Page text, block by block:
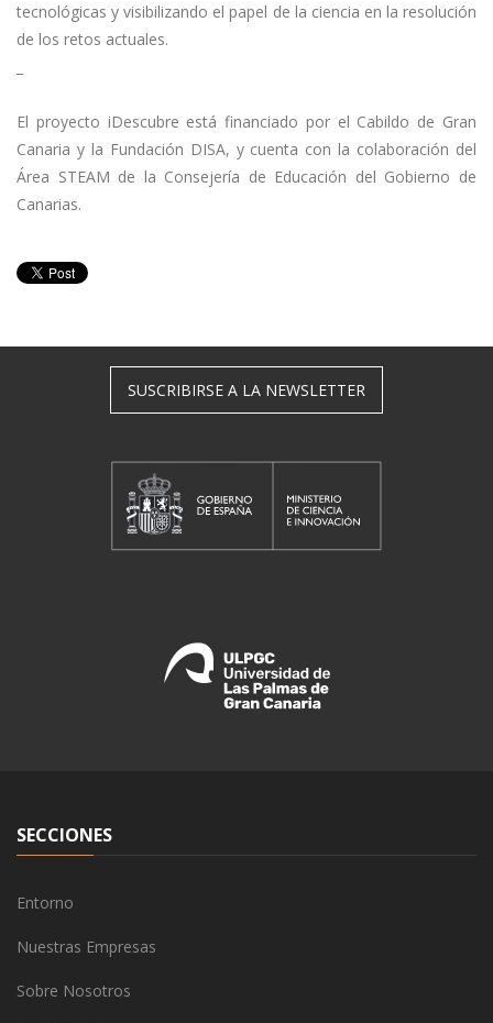
tecnológicas y visibilizando el papel de la ciencia en la resolución
de los retos actuales.
El proyecto iDescubre está financiado por el Cabildo de Gran
Canaria y la Fundación DISA, y cuenta con la colaboración del
Área STEAM de la Consejería de Educación del Gobierno de
Canarias.
SUSCRIBIRSE A LA NEWSLETTER
SECCIONES
Entorno
Nuestras Empresas
Sobre Nosotros